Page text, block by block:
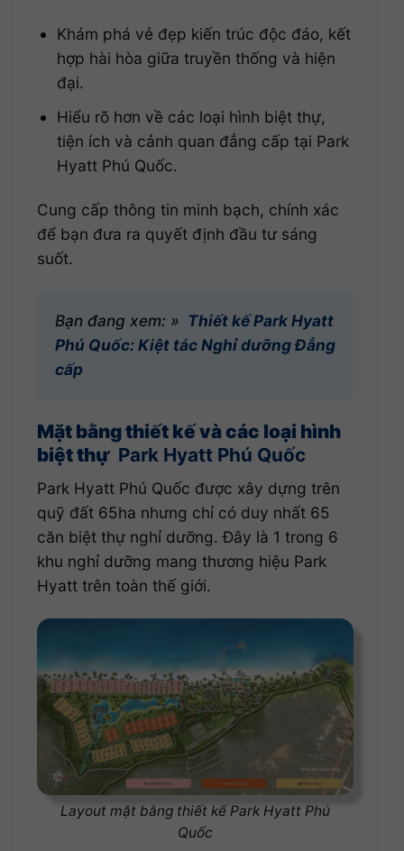
Khám phá vẻ đẹp kiến trúc độc đáo, kết
hợp hài hòa giữa truyền thống và hiện
đại.
Hiểu rõ hơn về các loại hình biệt thự,
tiện ích và cảnh quan đẳng cấp tại Park
Hyatt Phú Quốc.
Cung cấp thông tin minh bạch, chính xác
để bạn đưa ra quyết định đầu tư sáng
suốt.
Bạn đang xem: » Thiết kế Park Hyatt
Phú Quốc: Kiệt tác Nghỉ dưỡng Đẳng
cấp
Mặt bằng thiết kế và các loại hình
biệt thự Park Hyatt Phú Quốc
Park Hyatt Phú Quốc được xây dựng trên
quỹ đất 65ha nhưng chỉ có duy nhất 65
căn biệt thự nghỉ dưỡng. Đây là 1 trong 6
khu nghỉ dưỡng mang thương hiệu Park
Hyatt trên toàn thế giới.
Layout mặt bằng thiết kế Park Hyatt Phú
Quốc